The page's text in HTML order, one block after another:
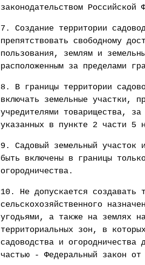
законодательством Российской
7. Создание территории
препятствовать свободному
пользования, землям и
расположенным за пределами
8. В границы территории
включать земельные участки,
учредителями товарищества,
указанных в пункте 2 части 5
9. Садовый земельный участок
быть включены в границы
огородничества.
10. Не допускается создавать
сельскохозяйственного
угодьями, а также на землях
территориальных зон, в
садоводства и
частью - Федеральный закон